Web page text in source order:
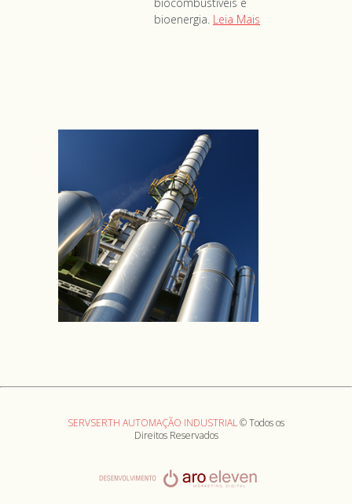
bioenergia. Leia Mais
SERVSERTH AUTOMAÇÃO INDUSTRIAL© Todos os
Direitos Reservados